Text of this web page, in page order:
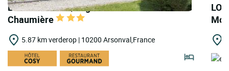
LOGIS HOTELS | Logis Hostellerie de la
Chaumière
5.87 km verderop | 10200 Arsonval,France